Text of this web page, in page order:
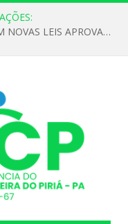
DECLARAMOS QUE NÃO HOUVERAM NOVAS LEIS APROVADAS ATÉ O MOMENTO PARA O INSTITUTO DE PREVIDÊNCIA NO ANO DE 2026